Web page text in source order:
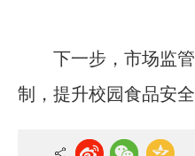
下一步，市场监
制，提升校园食品安